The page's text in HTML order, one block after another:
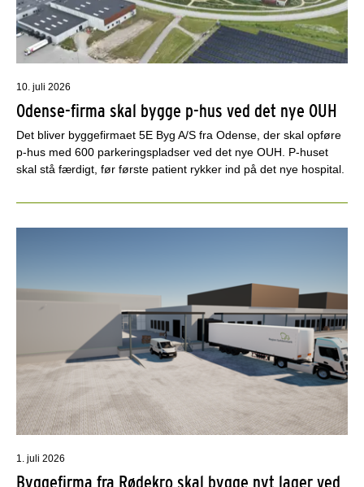
10. juli 2026
Odense-firma skal bygge p-hus ved det nye OUH
Det bliver byggefirmaet 5E Byg A/S fra Odense, der skal opføre
p-hus med 600 parkeringspladser ved det nye OUH. P-huset
skal stå færdigt, før første patient rykker ind på det nye hospital.
1. juli 2026
Byggefirma fra Rødekro skal bygge nyt lager ved